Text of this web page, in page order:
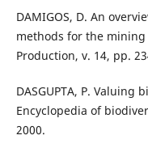
DAMIGOS, D. An
methods for the
Production, v. 14, pp.
DASGUPTA, P. Valuing
Encyclopedia of
2000.